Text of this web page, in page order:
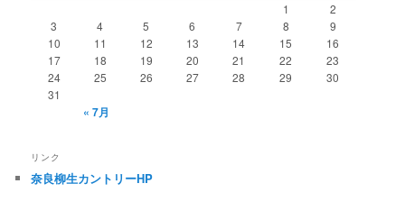
1
2
3
4 5 6 7 8
9
10
11 12 13 14 15
16
17
18 19 20 21 22
23
24
25 26 27 28 29
30
31
« 7月
リンク
奈良柳生カントリーHP